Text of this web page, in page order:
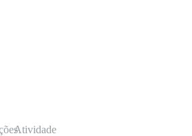
Atividade